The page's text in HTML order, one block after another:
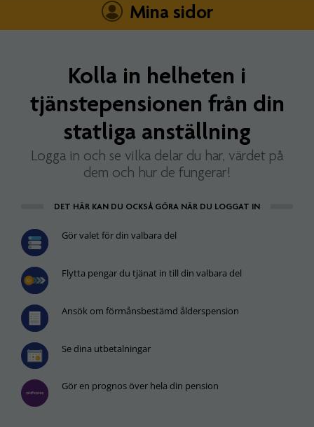
Mina sidor
Kolla in helheten i
tjänstepensionen från din
statliga anställning
Logga in och se vilka delar du har, värdet på
dem och hur de fungerar!
DET HÄR KAN DU OCKSÅ GÖRA NÄR DU LOGGAT IN
Gör valet för din valbara del
Flytta pengar du tjänat in till din valbara del
Ansök om förmånsbestämd ålderspension
Se dina utbetalningar
Gör en prognos över hela din pension